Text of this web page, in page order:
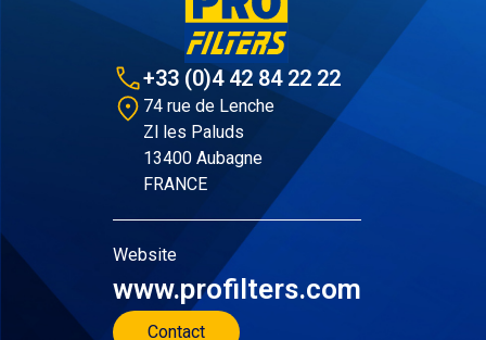
+33 (0)4 42 84 22 22
74 rue de Lenche
Zl les Paluds
13400 Aubagne
FRANCE
Website
www.profilters.com
Contact